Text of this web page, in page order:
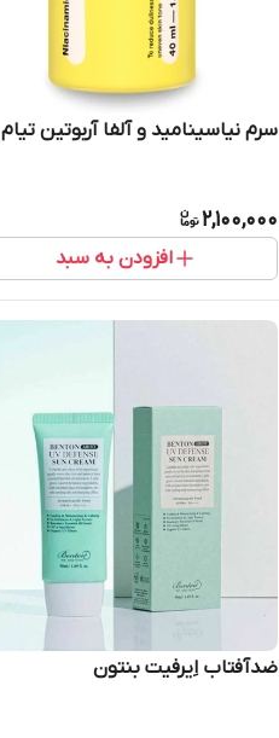
سرم نیاسینامید و آلفا آربوتین تیام
2,100,000
افزودن به سبد
ضدآفتاب اِیرفیت بنتون